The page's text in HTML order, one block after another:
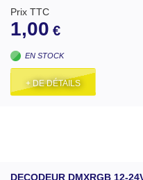
Prix TTC
1,00 €
EN STOCK
+ DE DÉTAILS
DECODEUR DMXRGB 12-